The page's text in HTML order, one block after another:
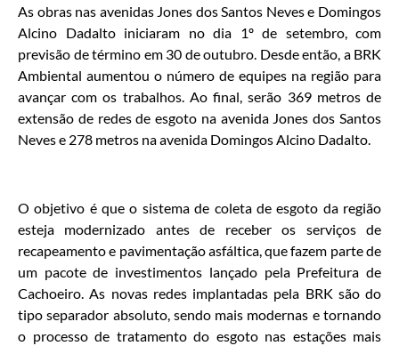
As obras nas avenidas Jones dos Santos Neves e Domingos
Alcino Dadalto iniciaram no dia 1º de setembro, com
previsão de término em 30 de outubro. Desde então, a BRK
Ambiental aumentou o número de equipes na região para
avançar com os trabalhos. Ao final, serão 369 metros de
extensão de redes de esgoto na avenida Jones dos Santos
Neves e 278 metros na avenida Domingos Alcino Dadalto.
O objetivo é que o sistema de coleta de esgoto da região
esteja modernizado antes de receber os serviços de
recapeamento e pavimentação asfáltica, que fazem parte de
um pacote de investimentos lançado pela Prefeitura de
Cachoeiro. As novas redes implantadas pela BRK são do
tipo separador absoluto, sendo mais modernas e tornando
o processo de tratamento do esgoto nas estações mais